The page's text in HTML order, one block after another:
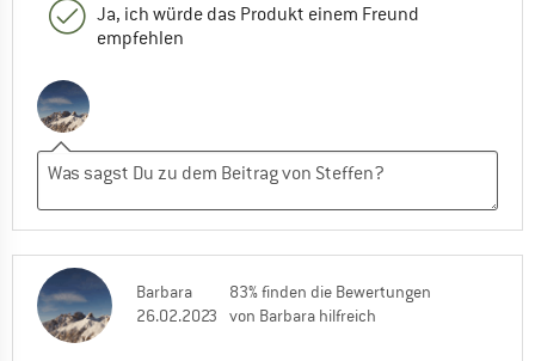
Ja, ich würde das Produkt einem Freund
empfehlen
Barbara
26.02.2023
83% finden die Bewertungen
von Barbara hilfreich